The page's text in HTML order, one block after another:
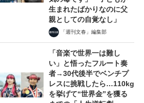
生まれたばかりなのに父
親としての自覚なし」
「週刊文春」編集部
「音楽で世界一は難し
い」と悟ったフルート奏
者→30代後半でベンチプ
レスに挑戦したら…110kg
を挙げて“世界金”を獲る